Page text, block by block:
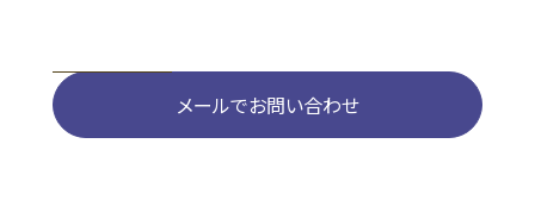
メールでお問い合わせ